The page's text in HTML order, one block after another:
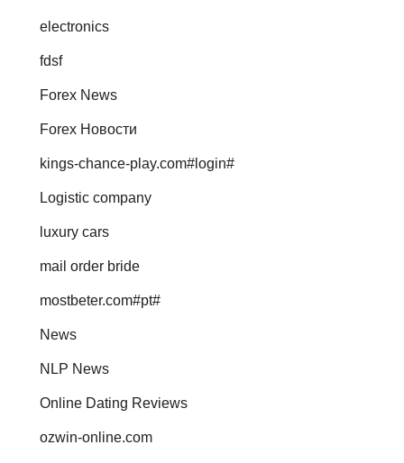
electronics
fdsf
Forex News
Forex Новости
kings-chance-play.com#login#
Logistic company
luxury cars
mail order bride
mostbeter.com#pt#
News
NLP News
Online Dating Reviews
ozwin-online.com